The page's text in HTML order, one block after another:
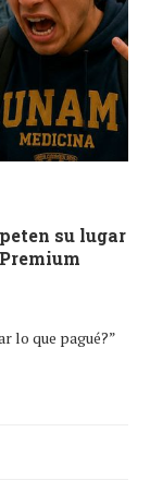
su lugar
lo que pagué?”